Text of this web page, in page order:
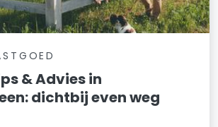
& Advies in
dichtbij even weg